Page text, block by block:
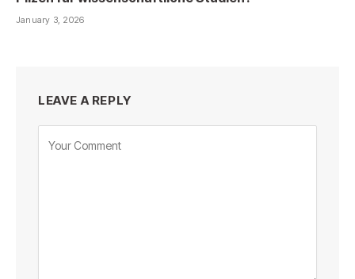
January 3, 2026
LEAVE A REPLY